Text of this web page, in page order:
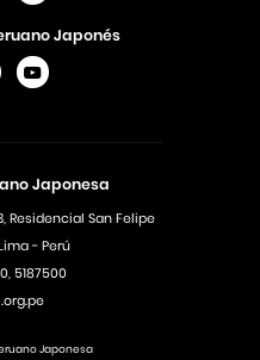
Japonesa
Residencial San Felipe
- Perú
5187500
Japonés
Japonesa